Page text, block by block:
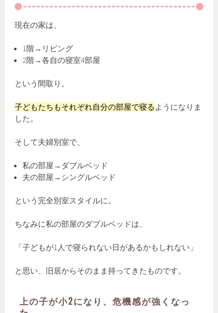
現在の家は、
1階→リビング
2階→各自の寝室4部屋
という間取り。
子どもたちもそれぞれ自分の部屋で寝る ようになりま
した。
そして夫婦別室で、
私の部屋→ダブルベッド
夫の部屋→シングルベッド
という完全別室スタイルに。
ちなみに私の部屋のダブルベッドは、
「子どもが1人で寝られない日があるかもしれない」
と思い、旧居からそのまま持ってきたものです。
上の子が小2になり、危機感が強くなっ